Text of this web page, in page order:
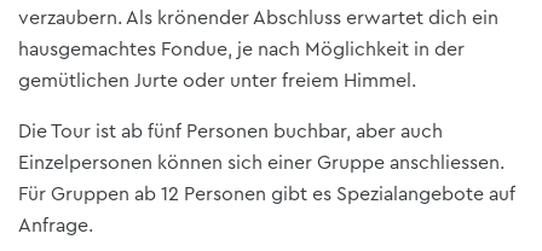
verzaubern. Als krönender Abschluss erwartet dich ein
hausgemachtes Fondue, je nach Möglichkeit in der
gemütlichen Jurte oder unter freiem Himmel.
Die Tour ist ab fünf Personen buchbar, aber auch
Einzelpersonen können sich einer Gruppe anschliessen.
Für Gruppen ab 12 Personen gibt es Spezialangebote auf
Anfrage.